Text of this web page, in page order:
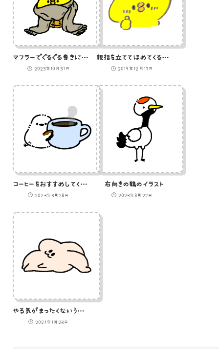
マフラーでぐるぐる巻きになったひよこのイラスト
2023年10月31日
親指を立ててほめてくるひよこのイラスト
2019年12月17日
コーヒーをおすすめしてくるシマエナガのイラスト
2023年3月28日
右向きの鶴のイラスト
2023年8月27日
やる気がまったくないうさぎのイラスト
2021年1月23日